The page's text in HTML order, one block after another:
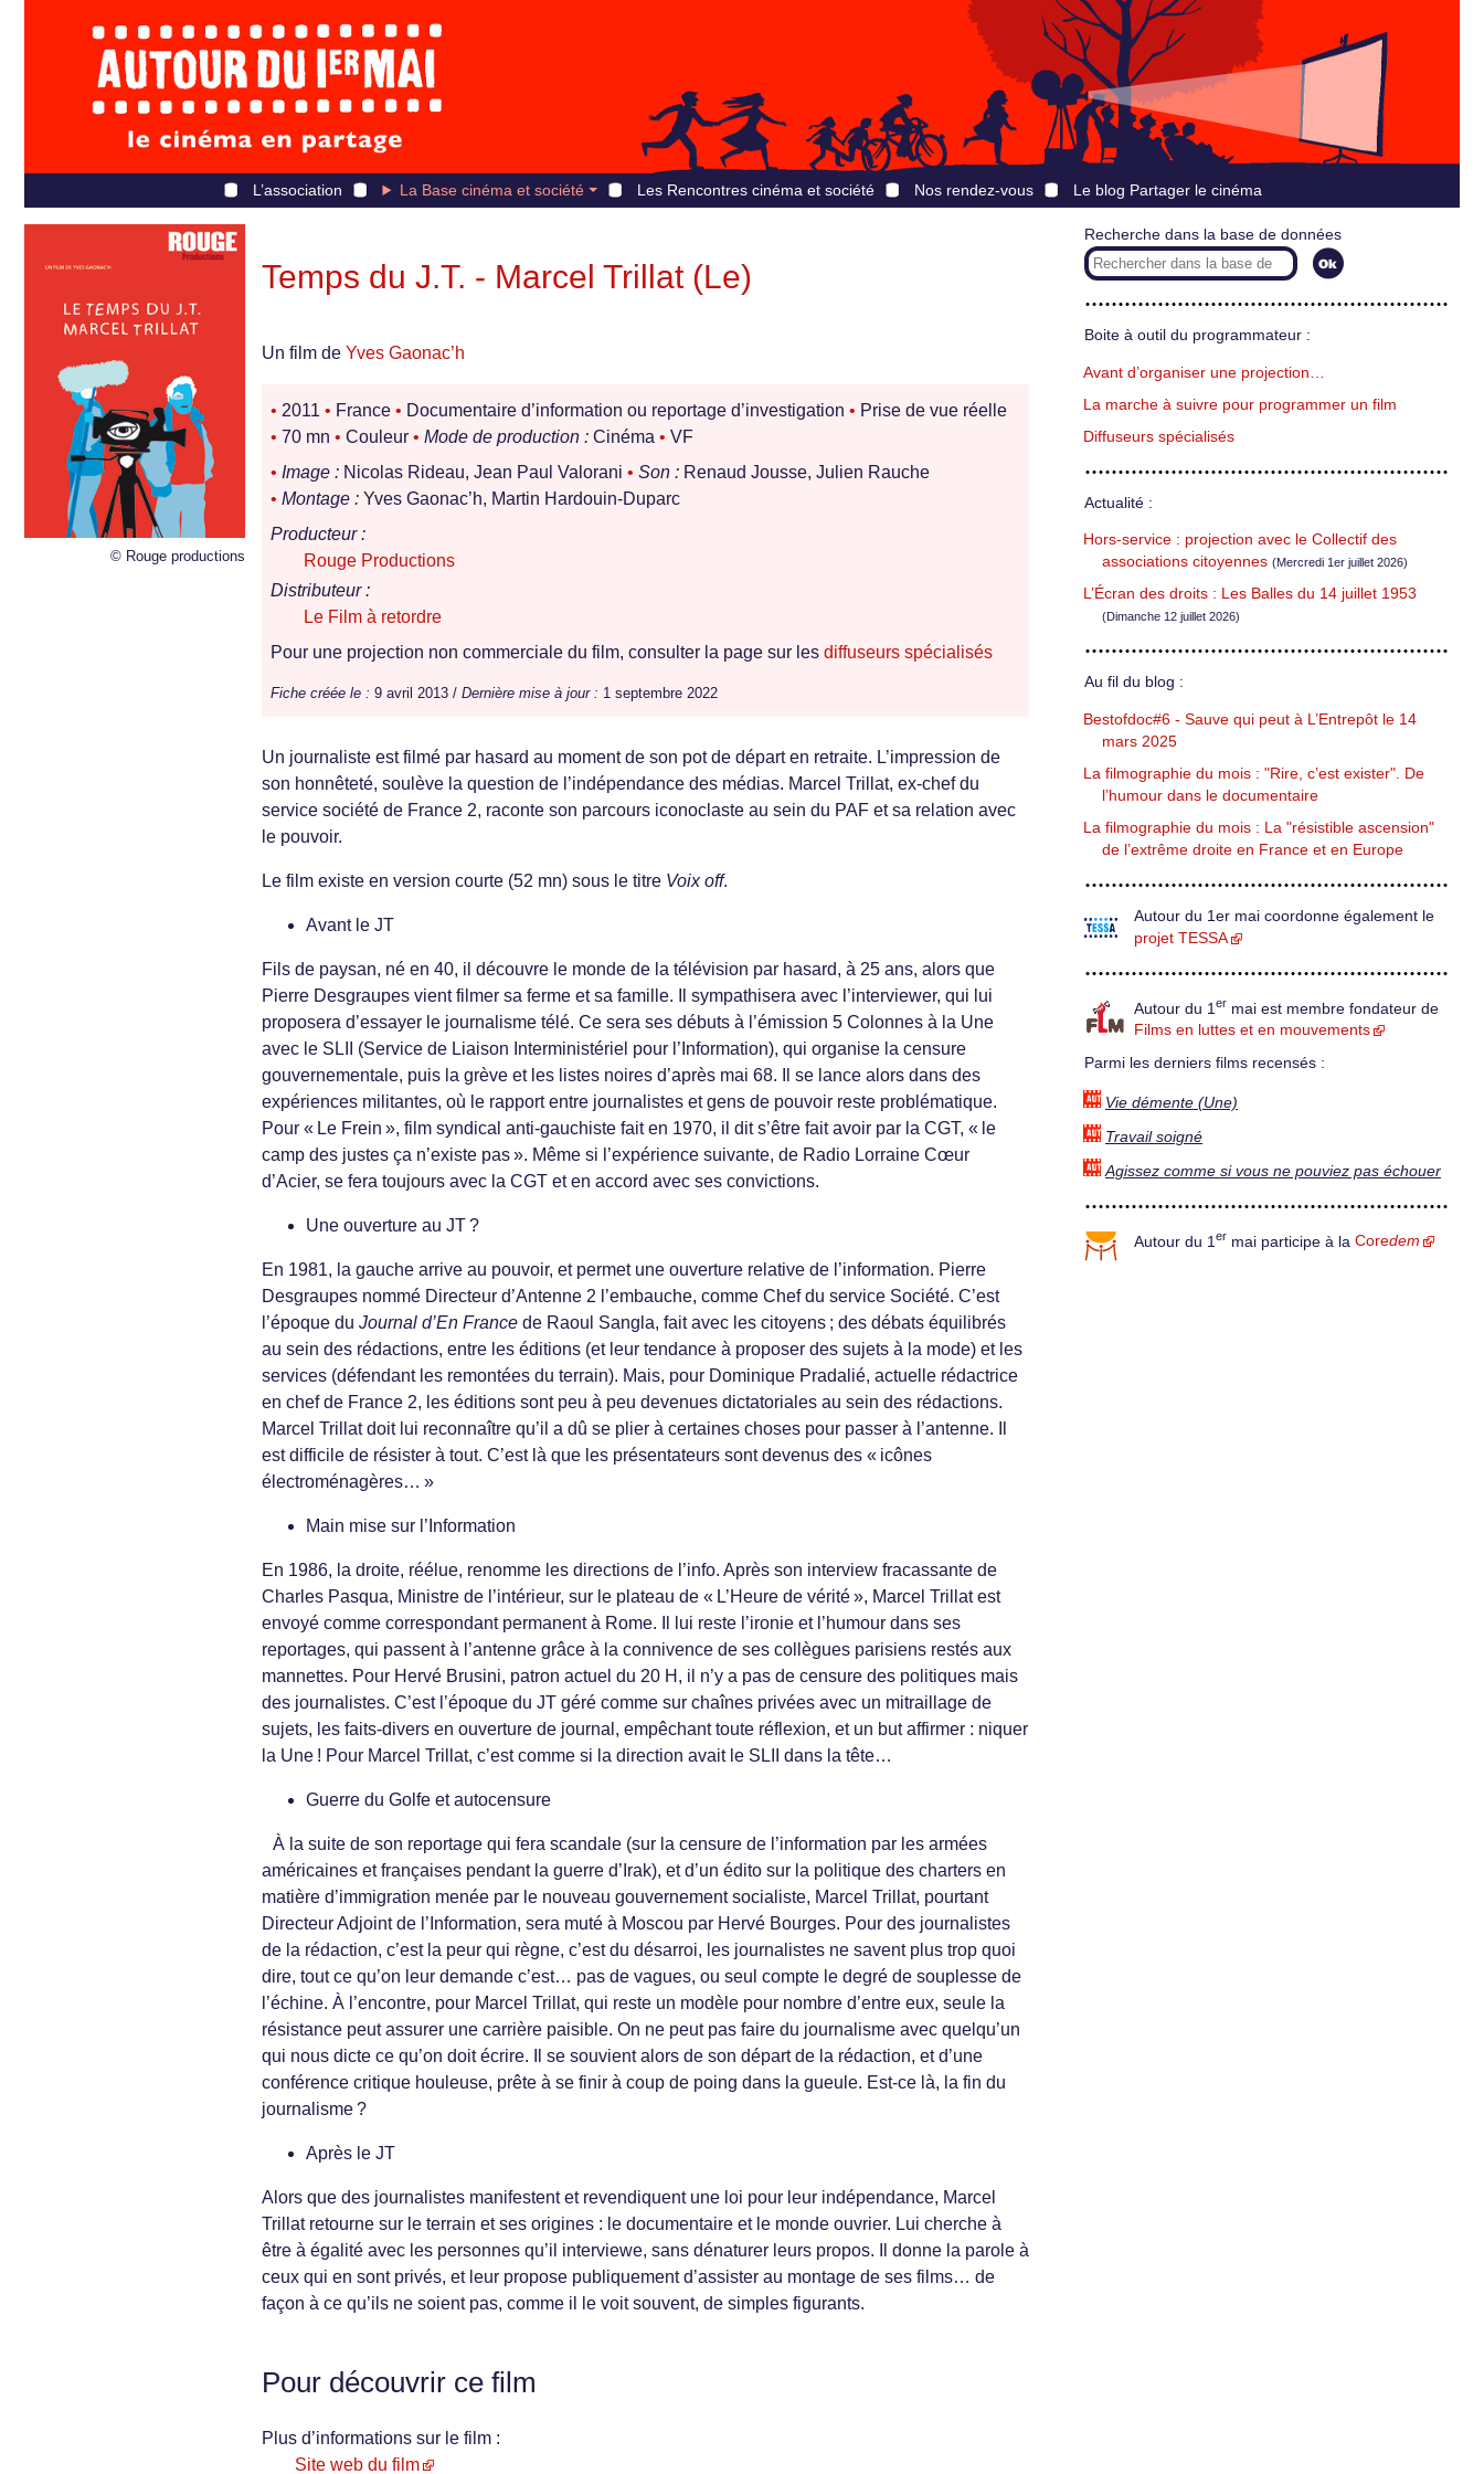
L’association La Base cinéma et société Les Rencontres cinéma et société Nos rendez-vous Le blog Partager le cinéma
© Rouge productions
Temps du J.T. - Marcel Trillat (Le)
Un film de Yves Gaonac’h
• 2011 • France • Documentaire d’information ou reportage d’investigation • Prise de vue réelle
• 70 mn • Couleur • Mode de production : Cinéma • VF
• Image : Nicolas Rideau, Jean Paul Valorani • Son : Renaud Jousse, Julien Rauche
• Montage : Yves Gaonac’h, Martin Hardouin-Duparc
Producteur :
Rouge Productions
Distributeur :
Le Film à retordre
Pour une projection non commerciale du film, consulter la page sur les diffuseurs spécialisés
Fiche créée le : 9 avril 2013 / Dernière mise à jour : 1 septembre 2022
Un journaliste est filmé par hasard au moment de son pot de départ en retraite. L’impression de
son honnêteté, soulève la question de l’indépendance des médias. Marcel Trillat, ex-chef du
service société de France 2, raconte son parcours iconoclaste au sein du PAF et sa relation avec
le pouvoir.
Le film existe en version courte (52 mn) sous le titre Voix off.
Avant le JT
Fils de paysan, né en 40, il découvre le monde de la télévision par hasard, à 25 ans, alors que
Pierre Desgraupes vient filmer sa ferme et sa famille. Il sympathisera avec l’interviewer, qui lui
proposera d’essayer le journalisme télé. Ce sera ses débuts à l’émission 5 Colonnes à la Une
avec le SLII (Service de Liaison Interministériel pour l’Information), qui organise la censure
gouvernementale, puis la grève et les listes noires d’après mai 68. Il se lance alors dans des
expériences militantes, où le rapport entre journalistes et gens de pouvoir reste problématique.
Pour « Le Frein », film syndical anti-gauchiste fait en 1970, il dit s’être fait avoir par la CGT, « le
camp des justes ça n’existe pas ». Même si l’expérience suivante, de Radio Lorraine Cœur
d’Acier, se fera toujours avec la CGT et en accord avec ses convictions.
Une ouverture au JT ?
En 1981, la gauche arrive au pouvoir, et permet une ouverture relative de l’information. Pierre
Desgraupes nommé Directeur d’Antenne 2 l’embauche, comme Chef du service Société. C’est
l’époque du Journal d’En France de Raoul Sangla, fait avec les citoyens ; des débats équilibrés
au sein des rédactions, entre les éditions (et leur tendance à proposer des sujets à la mode) et les
services (défendant les remontées du terrain). Mais, pour Dominique Pradalié, actuelle rédactrice
en chef de France 2, les éditions sont peu à peu devenues dictatoriales au sein des rédactions.
Marcel Trillat doit lui reconnaître qu’il a dû se plier à certaines choses pour passer à l’antenne. Il
est difficile de résister à tout. C’est là que les présentateurs sont devenus des « icônes
électroménagères… »
Main mise sur l’Information
En 1986, la droite, réélue, renomme les directions de l’info. Après son interview fracassante de
Charles Pasqua, Ministre de l’intérieur, sur le plateau de « L’Heure de vérité », Marcel Trillat est
envoyé comme correspondant permanent à Rome. Il lui reste l’ironie et l’humour dans ses
reportages, qui passent à l’antenne grâce à la connivence de ses collègues parisiens restés aux
mannettes. Pour Hervé Brusini, patron actuel du 20 H, il n’y a pas de censure des politiques mais
des journalistes. C’est l’époque du JT géré comme sur chaînes privées avec un mitraillage de
sujets, les faits-divers en ouverture de journal, empêchant toute réflexion, et un but affirmer : niquer
la Une ! Pour Marcel Trillat, c’est comme si la direction avait le SLII dans la tête…
Guerre du Golfe et autocensure
À la suite de son reportage qui fera scandale (sur la censure de l’information par les armées
américaines et françaises pendant la guerre d’Irak), et d’un édito sur la politique des charters en
matière d’immigration menée par le nouveau gouvernement socialiste, Marcel Trillat, pourtant
Directeur Adjoint de l’Information, sera muté à Moscou par Hervé Bourges. Pour des journalistes
de la rédaction, c’est la peur qui règne, c’est du désarroi, les journalistes ne savent plus trop quoi
dire, tout ce qu’on leur demande c’est… pas de vagues, ou seul compte le degré de souplesse de
l’échine. À l’encontre, pour Marcel Trillat, qui reste un modèle pour nombre d’entre eux, seule la
résistance peut assurer une carrière paisible. On ne peut pas faire du journalisme avec quelqu’un
qui nous dicte ce qu’on doit écrire. Il se souvient alors de son départ de la rédaction, et d’une
conférence critique houleuse, prête à se finir à coup de poing dans la gueule. Est-ce là, la fin du
journalisme ?
Après le JT
Alors que des journalistes manifestent et revendiquent une loi pour leur indépendance, Marcel
Trillat retourne sur le terrain et ses origines : le documentaire et le monde ouvrier. Lui cherche à
être à égalité avec les personnes qu’il interviewe, sans dénaturer leurs propos. Il donne la parole à
ceux qui en sont privés, et leur propose publiquement d’assister au montage de ses films… de
façon à ce qu’ils ne soient pas, comme il le voit souvent, de simples figurants.
Pour découvrir ce film
Plus d’informations sur le film :
Site web du film
Recherche dans la base de données
Boite à outil du programmateur :
Avant d’organiser une projection…
La marche à suivre pour programmer un film
Diffuseurs spécialisés
Actualité :
Hors-service : projection avec le Collectif des
associations citoyennes (Mercredi 1er juillet 2026)
L’Écran des droits : Les Balles du 14 juillet 1953
(Dimanche 12 juillet 2026)
Au fil du blog :
Bestofdoc#6 - Sauve qui peut à L’Entrepôt le 14
mars 2025
La filmographie du mois : "Rire, c’est exister". De
l’humour dans le documentaire
La filmographie du mois : La "résistible ascension"
de l’extrême droite en France et en Europe
Autour du 1er mai coordonne également le
projet TESSA
Autour du 1 er mai est membre fondateur de
Films en luttes et en mouvements
Parmi les derniers films recensés :
Vie démente (Une)
Travail soigné
Agissez comme si vous ne pouviez pas échouer
Autour du 1 er mai participe à la Coredem